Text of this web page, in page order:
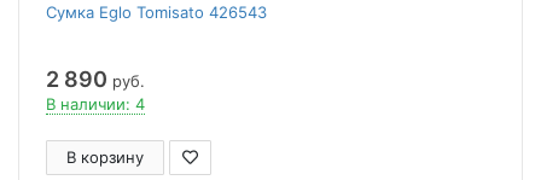
Сумка Eglo Tomisato 426543
2 890 руб.
В наличии: 4
В корзину